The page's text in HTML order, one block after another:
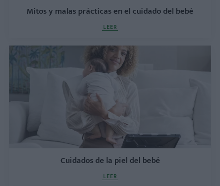
Mitos y malas prácticas en el cuidado del bebé
LEER
Cuidados de la piel del bebé
LEER